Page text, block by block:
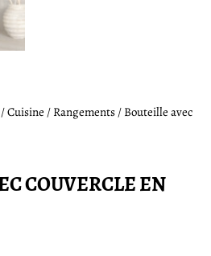
/Cuisine / Rangements / Bouteille avec
COUVERCLE EN